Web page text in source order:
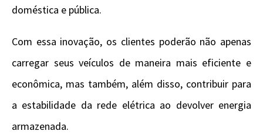
doméstica e pública.
Com essa inovação, os clientes poderão não apenas
carregar seus veículos de maneira mais eficiente e
econômica, mas também, além disso, contribuir para
a estabilidade da rede elétrica ao devolver energia
armazenada.